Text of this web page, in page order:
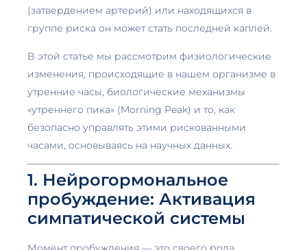
(затвердением артерий) или находящихся в
группе риска он может стать последней каплей.
В этой статье мы рассмотрим физиологические
изменения, происходящие в нашем организме в
утренние часы, биологические механизмы
«утреннего пика» (Morning Peak) и то, как
безопасно управлять этими рискованными
часами, основываясь на научных данных.
1. Нейрогормональное
пробуждение: Активация
симпатической системы